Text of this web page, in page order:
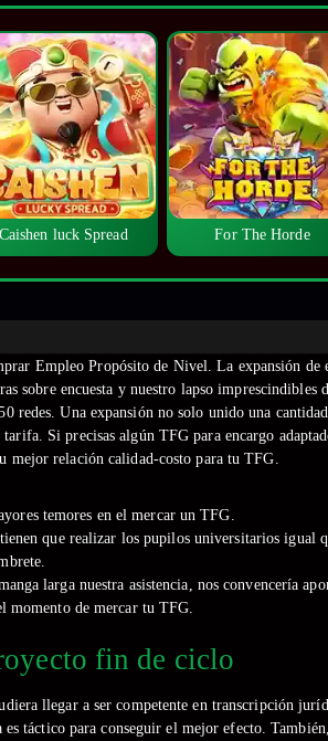
Caishen luck Spread For The Horde
Empleo Propósito de Nivel. La expansión de
sobre encuesta y nuestro lapso imprescindibles
redes. Una expansión no solo unido una
Si precisas algún TFG para encargo
mejor relación calidad-costo para tu TFG.
temores en el mercar un TFG.
que realizar los pupilos universitarios igual
larga nuestra asistencia, nos convencería
momento de mercar tu TFG.
fin de ciclo
llegar a ser competente en transcripción
táctico para conseguir el mejor efecto.